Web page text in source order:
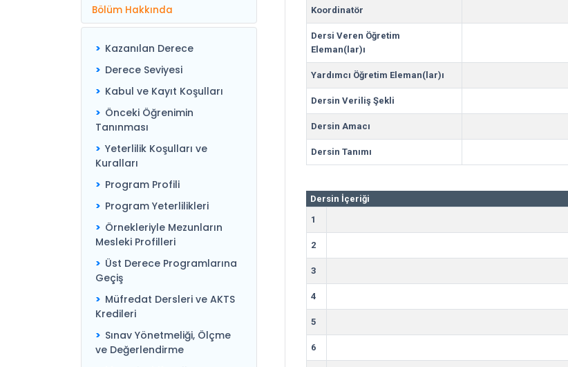
Bölüm Hakkında
Kazanılan Derece
Derece Seviyesi
Kabul ve Kayıt Koşulları
Önceki Öğrenimin
Tanınması
Yeterlilik Koşulları ve
Kuralları
Program Profili
Program Yeterlilikleri
Örnekleriyle Mezunların
Mesleki Profilleri
Üst Derece Programlarına
Geçiş
Müfredat Dersleri ve AKTS
Kredileri
Sınav Yönetmeliği, Ölçme
ve Değerlendirme
Koordinatör
Dersi Veren Öğretim
Eleman(lar)ı
Yardımcı Öğretim Eleman(lar)ı
Dersin Veriliş Şekli
Dersin Amacı
Dersin Tanımı
Dersin İçeriği
1
2
3
4
5
6